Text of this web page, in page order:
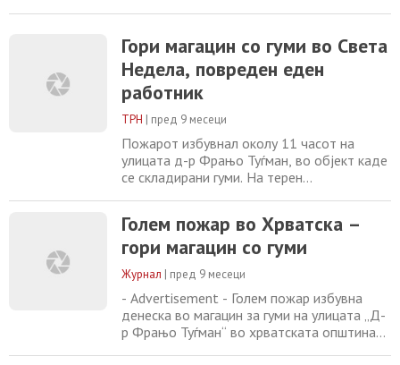
пожарникарите од Света Недела со
повеќе возила и скали, а поради
интензитетот на пожарот, им се
приклучија и екипи од соседните
Гори магацин со гуми во Света
Недела, повреден еден
работник
ТРН | пред 9 месеци
Пожарот избувнал околу 11 часот на
улицата д-р Фрањо Туѓман, во објект каде
се складирани гуми. На терен
пожарот била повикана и дополнителна
помош од други противпожарни единици.
Според информациите, еден работник е
полесно повреден, а пожарникарите и
понатаму се борат со пламенот за
Голем пожар во Хрватска –
гори магацин со гуми
Журнал | пред 9 месеци
- Advertisement - Голем пожар избувна
денеска во магацин за гуми на улицата „Д-
р Фрањо Туѓман“ во хрватската општина